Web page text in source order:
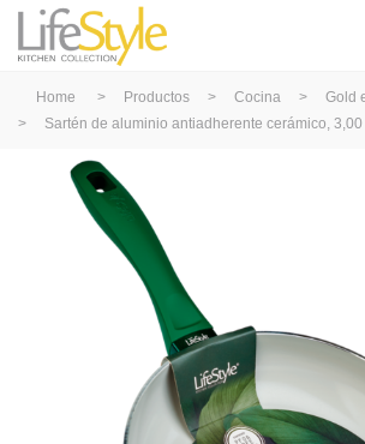
Home > Productos > Cocina >
Gold
>
Sartén de aluminio antiadherente cerámico, 3,00